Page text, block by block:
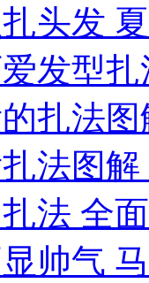
头发
发型
扎法
法图
法 全
帅气